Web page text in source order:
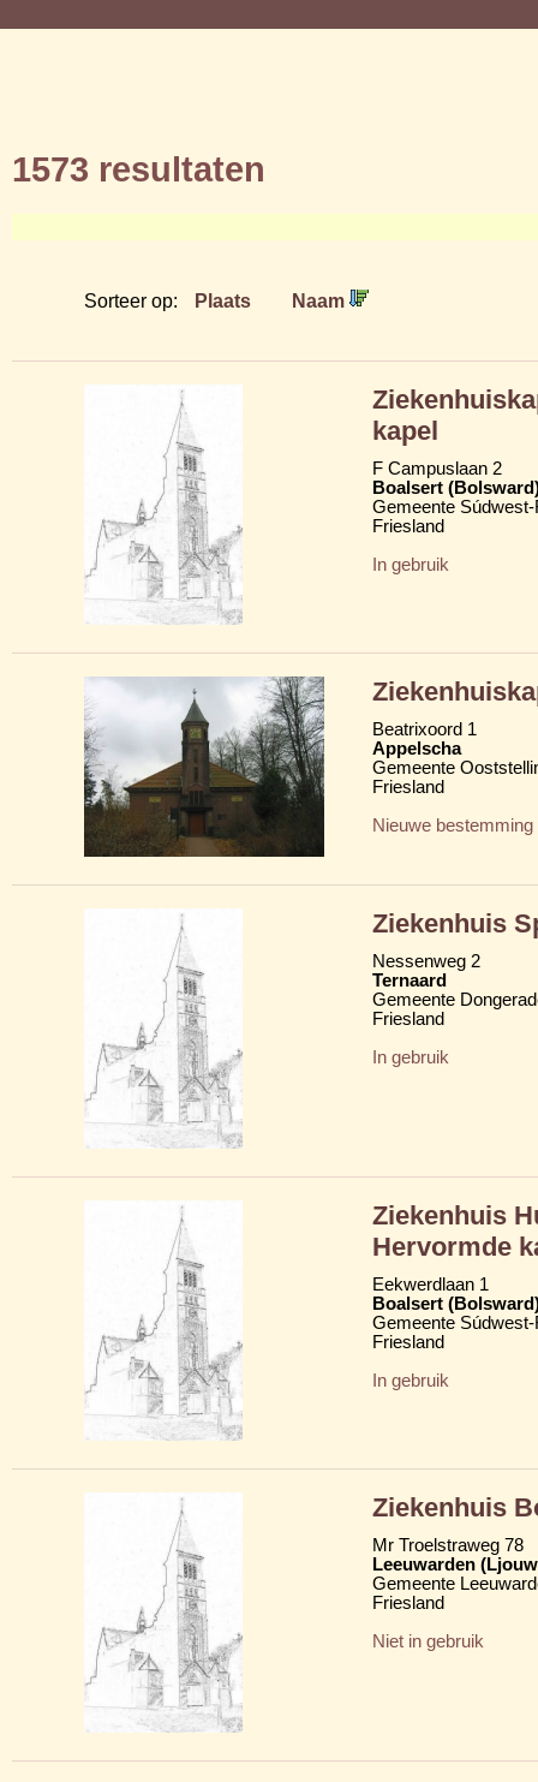
1573 resultaten
Sorteer op: Plaats Naam
kapel
F Campuslaan 2
Boalsert
Gemeente
Friesland
In gebruik
Beatrixoord 1
Appelscha
Gemeente
Friesland
Nieuwe bestemming
Ziekenhuis
Nessenweg 2
Ternaard
Gemeente
Friesland
In gebruik
Ziekenhuis
Hervormde
Eekwerdlaan 1
Boalsert
Gemeente
Friesland
In gebruik
Ziekenhuis
Mr Troelstraweg 78
Leeuwarden
Gemeente
Friesland
Niet in gebruik